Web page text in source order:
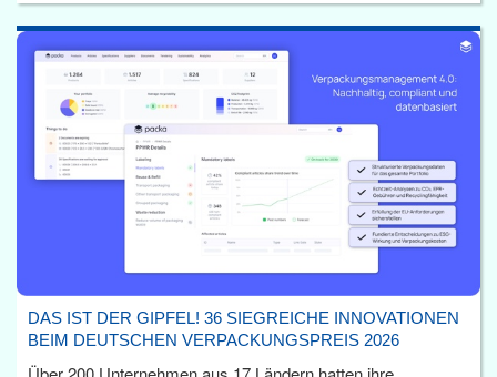
DAS IST DER GIPFEL! 36 SIEGREICHE INNOVATIONEN
BEIM DEUTSCHEN VERPACKUNGSPREIS 2026